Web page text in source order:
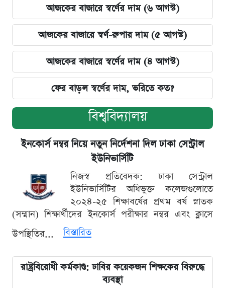
আজকের বাজারে স্বর্ণের দাম (৬ আগস্ট)
আজকের বাজারে স্বর্ণ-রুপার দাম (৫ আগস্ট)
আজকের বাজারে স্বর্ণের দাম (৪ আগস্ট)
ফের বাড়ল স্বর্ণের দাম, ভরিতে কত?
বিশ্ববিদ্যালয়
ইনকোর্স নম্বর নিয়ে নতুন নির্দেশনা দিল ঢাকা সেন্ট্রাল
ইউনিভার্সিটি
নিজস্ব প্রতিবেদক: ঢাকা সেন্ট্রাল
ইউনিভার্সিটির অধিভুক্ত কলেজগুলোতে
২০২৪-২৫ শিক্ষাবর্ষের প্রথম বর্ষ স্নাতক
(সম্মান) শিক্ষার্থীদের ইনকোর্স পরীক্ষার নম্বর এবং ক্লাসে
উপস্থিতির...
বিস্তারিত
রাষ্ট্রবিরোধী কর্মকাণ্ড: ঢাবির কয়েকজন শিক্ষকের বিরুদ্ধে
ব্যবস্থা